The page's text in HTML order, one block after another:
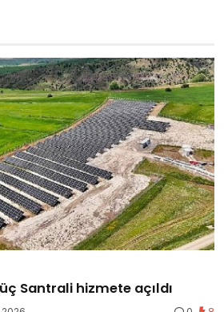
Santrali hizmete açıldı